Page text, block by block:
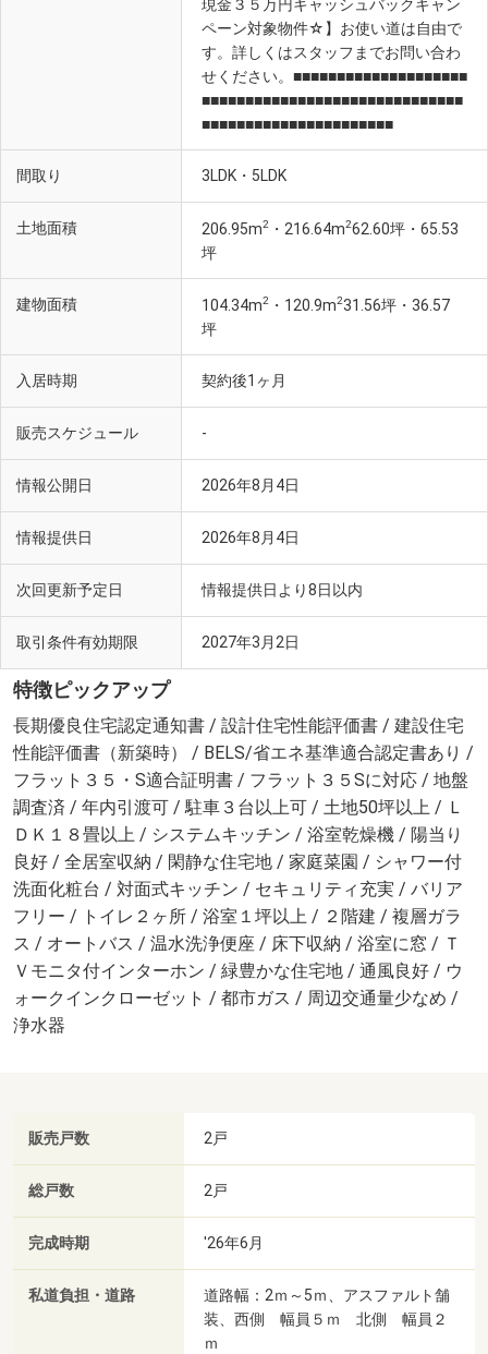
現金３５万円キャッシュバックキャン
ペーン対象物件☆】お使い道は自由で
す。詳しくはスタッフまでお問い合わ
せください。■■■■■■■■■■■■■■■■■■■■
■■■■■■■■■■■■■■■■■■■■■■■■■■■■■■
■■■■■■■■■■■■■■■■■■■■■■
間取り 3LDK・5LDK
土地面積 206.95m2 ・216.64m262.60坪・65.53
坪
建物面積 104.34m2 ・120.9m231.56坪・36.57
坪
入居時期 契約後1ヶ月
販売スケジュール -
情報公開日 2026年8月4日
情報提供日 2026年8月4日
次回更新予定日 情報提供日より8日以内
取引条件有効期限 2027年3月2日
特徴ピックアップ
長期優良住宅認定通知書 / 設計住宅性能評価書 / 建設住宅
性能評価書（新築時） / BELS/省エネ基準適合認定書あり /
フラット３５・S適合証明書 / フラット３５Sに対応 / 地盤
調査済 / 年内引渡可 / 駐車３台以上可 / 土地50坪以上 / Ｌ
ＤＫ１８畳以上 / システムキッチン / 浴室乾燥機 / 陽当り
良好 / 全居室収納 / 閑静な住宅地 / 家庭菜園 / シャワー付
洗面化粧台 / 対面式キッチン / セキュリティ充実 / バリア
フリー / トイレ２ヶ所 / 浴室１坪以上 / ２階建 / 複層ガラ
ス / オートバス / 温水洗浄便座 / 床下収納 / 浴室に窓 / Ｔ
Ｖモニタ付インターホン / 緑豊かな住宅地 / 通風良好 / ウ
ォークインクローゼット / 都市ガス / 周辺交通量少なめ /
浄水器
販売戸数 2戸
総戸数 2戸
完成時期 '26年6月
私道負担・道路
道路幅：2ｍ～5ｍ、アスファルト舗
装、西側 幅員５ｍ 北側 幅員２
ｍ